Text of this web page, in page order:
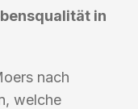
in
nach
welche